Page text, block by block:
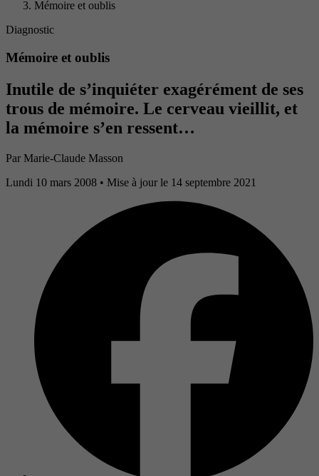
Mémoire et oublis
Diagnostic
Mémoire et oublis
Inutile de s’inquiéter exagérément de ses
trous de mémoire. Le cerveau vieillit, et
la mémoire s’en ressent…
Par Marie-Claude Masson
Lundi 10 mars 2008 • Mise à jour le 14 septembre 2021